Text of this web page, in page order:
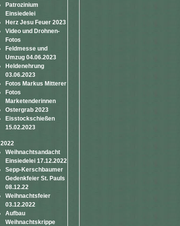
Patrozinium
Einsiedelei
Herz Jesu Feuer 2023
Video und Drohnen-
Fotos
Feldmesse und
Umzug 04.06.2023
Heldenehrung
03.06.2023
Fotos Markus Mitterer
Fotos
Marketenderinnen
Ostergrab 2023
Eisstockschießen
15.02.2023
2022
Weihnachtsandacht
Einsiedelei 17.12.2022
Sepp-Kerschbaumer
Gedenkfeier St. Pauls
08.12.22
Weihnachtsfeier
03.12.2022
Aufbau
Weihnachtskrippe